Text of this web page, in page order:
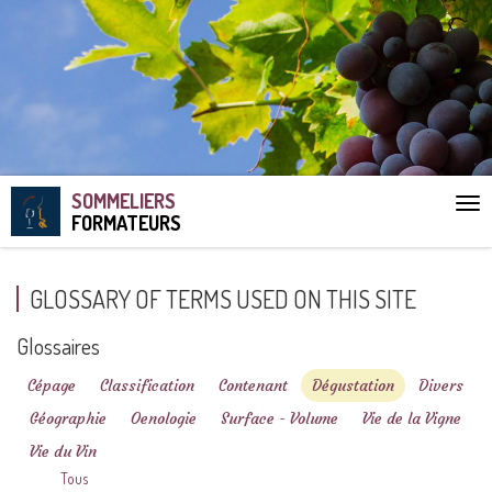
SOMMELIERS
FORMATEURS
GLOSSARY OF TERMS USED ON THIS SITE
Glossaires
Cépage Classification Contenant Dégustation
Divers
Géographie
Oenologie Surface - Volume
Vie de la Vigne
Vie du Vin
Tous